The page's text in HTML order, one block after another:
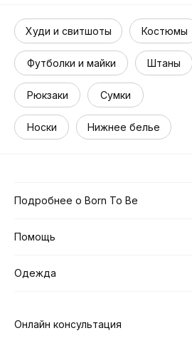
Худи и свитшоты
Футболки и майки Штаны
Костюмы
Рюкзаки Сумки
Носки Нижнее белье
Подробнее о Born To Be
Помощь
Одежда
Онлайн консультация